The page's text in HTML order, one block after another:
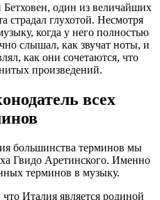
один из величайших
страдал глухотой. Несмотря
когда у него полностью
слышал, как звучат ноты, и
как они сочетаются, что
произведений.
всех
большинства терминов мы
Гвидо Аретинского. Именно
терминов в музыку.
Италия является родиной